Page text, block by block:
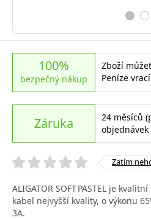
100%
bezpečný nákup
Zboží
Peníze
Záruka
24 měsíců
objednávek
Zatím
ALIGATOR SOFT PASTEL je
kabel nejvyšší kvality, o výkonu
3A.